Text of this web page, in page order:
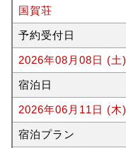
国賀荘
予約受付日
2026年08月08日 (土)
宿泊日
2026年06月11日 (木)
宿泊プラン